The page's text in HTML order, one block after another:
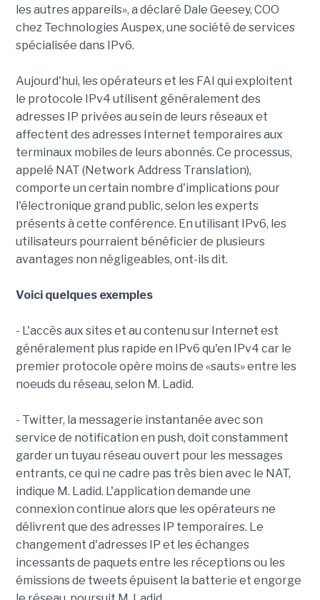
les autres appareils», a déclaré Dale Geesey, COO
chez Technologies Auspex, une société de services
spécialisée dans IPv6.
Aujourd'hui, les opérateurs et les FAI qui exploitent
le protocole IPv4 utilisent généralement des
adresses IP privées au sein de leurs réseaux et
affectent des adresses Internet temporaires aux
terminaux mobiles de leurs abonnés. Ce processus,
appelé NAT (Network Address Translation),
comporte un certain nombre d'implications pour
l'électronique grand public, selon les experts
présents à cette conférence. En utilisant IPv6, les
utilisateurs pourraient bénéficier de plusieurs
avantages non négligeables, ont-ils dit.
Voici quelques exemples
- L'accès aux sites et au contenu sur Internet est
généralement plus rapide en IPv6 qu'en IPv4 car le
premier protocole opère moins de «sauts» entre les
noeuds du réseau, selon M. Ladid.
- Twitter, la messagerie instantanée avec son
service de notification en push, doit constamment
garder un tuyau réseau ouvert pour les messages
entrants, ce qui ne cadre pas très bien avec le NAT,
indique M. Ladid. L'application demande une
connexion continue alors que les opérateurs ne
délivrent que des adresses IP temporaires. Le
changement d'adresses IP et les échanges
incessants de paquets entre les réceptions ou les
émissions de tweets épuisent la batterie et engorge